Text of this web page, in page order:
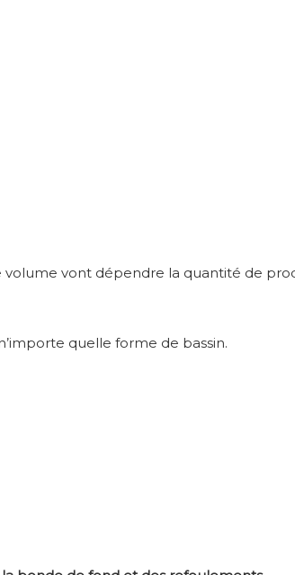
vont dépendre la quantité de
quelle forme de bassin.